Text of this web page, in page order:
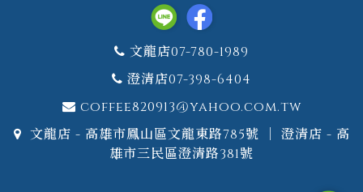
文龍店07-780-1989
澄清店07-398-6404
coffee820913@yahoo.com.tw
文龍店 - 高雄市鳳山區文龍東路785號 ｜ 澄清店 - 高
雄市三民區澄清路381號